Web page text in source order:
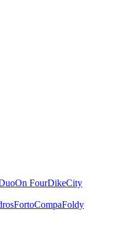
On FourDikeCity
FortoCompaFoldy